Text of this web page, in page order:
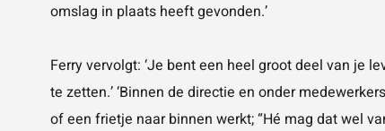
omslag in plaats heeft gevonden.’
Ferry vervolgt: ‘Je bent een heel groot deel van je
te zetten.’ ‘Binnen de directie en onder
of een frietje naar binnen werkt; “Hé mag dat wel